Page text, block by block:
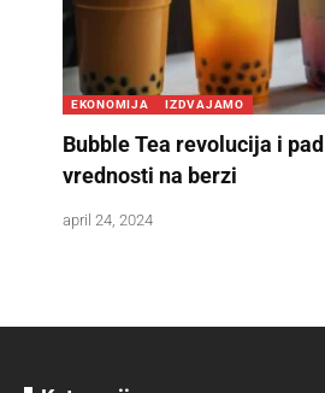
EKONOMIJA IZDVAJAMO
Bubble Tea revolucija i pad
vrednosti na berzi
april 24, 2024